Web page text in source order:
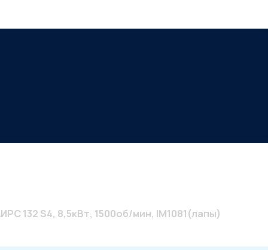
мин, IM1081(лапы)
132 S4, 8,5кВт, 1500об/мин, IM1081(лапы)